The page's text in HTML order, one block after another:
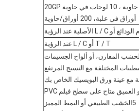
أوراق في علبة، 200 أوراق/حاوية
T / T أو L / C عند الرؤية
5الخشب الطبيعي أو النمط المميز